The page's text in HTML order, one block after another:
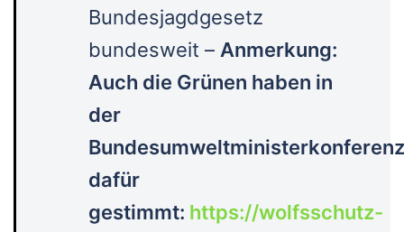
Bundesjagdgesetz
bundesweit – Anmerkung:
Auch die Grünen haben in
der
Bundesumweltministerkonferenz
dafür
gestimmt: https://wolfsschutz-